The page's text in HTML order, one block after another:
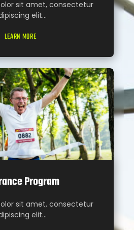
sit amet, consectetur
elit...
LEARN MORE
Program
sit amet, consectetur
elit...